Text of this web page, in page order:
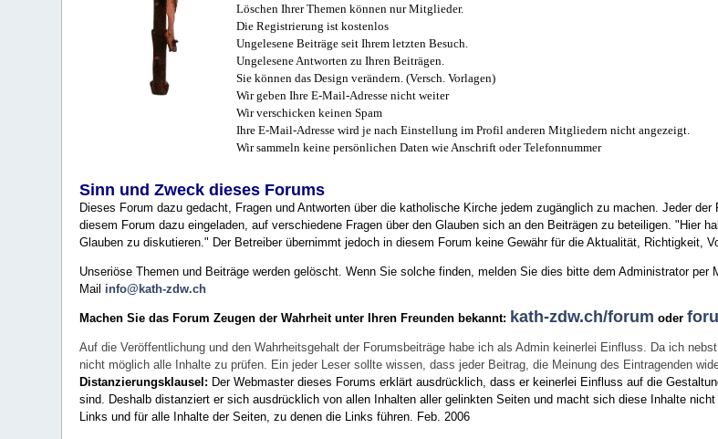
Löschen Ihrer Themen können nur Mitglieder.
Die Registrierung ist kostenlos
Ungelesene Beiträge seit Ihrem letzten Besuch.
Ungelesene Antworten zu Ihren Beiträgen.
Sie können das Design verändern. (Versch. Vorlagen)
Wir geben Ihre E-Mail-Adresse nicht weiter
Wir verschicken keinen Spam
Ihre E-Mail-Adresse wird je nach Einstellung im Profil anderen Mitgliedern nicht angezeigt.
Wir sammeln keine persönlichen Daten wie Anschrift oder Telefonnummer
Sinn und Zweck dieses Forums
Dieses Forum dazu gedacht, Fragen und Antworten über die katholische Kirche jedem zugänglich zu machen. Jeder
diesem Forum dazu eingeladen, auf verschiedene Fragen über den Glauben sich an den Beiträgen zu beteiligen. "Hier
Glauben zu diskutieren." Der Betreiber übernimmt jedoch in diesem Forum keine Gewähr für die Aktualität, Richtigkeit,
Unseriöse Themen und Beiträge werden gelöscht. Wenn Sie solche finden, melden Sie dies bitte dem Administrator per
Mail info@kath-zdw.ch
Machen Sie das Forum Zeugen der Wahrheit unter Ihren Freunden bekannt: kath-zdw.ch/forum oder
Auf die Veröffentlichung und den Wahrheitsgehalt der Forumsbeiträge habe ich als Admin keinerlei Einfluss. Da ich
nicht möglich alle Inhalte zu prüfen. Ein jeder Leser sollte wissen, dass jeder Beitrag, die Meinung des Eintragenden
Distanzierungsklausel: Der Webmaster dieses Forums erklärt ausdrücklich, dass er keinerlei Einfluss auf die
sind. Deshalb distanziert er sich ausdrücklich von allen Inhalten aller gelinkten Seiten und macht sich diese Inhalte nicht
Links und für alle Inhalte der Seiten, zu denen die Links führen. Feb. 2006